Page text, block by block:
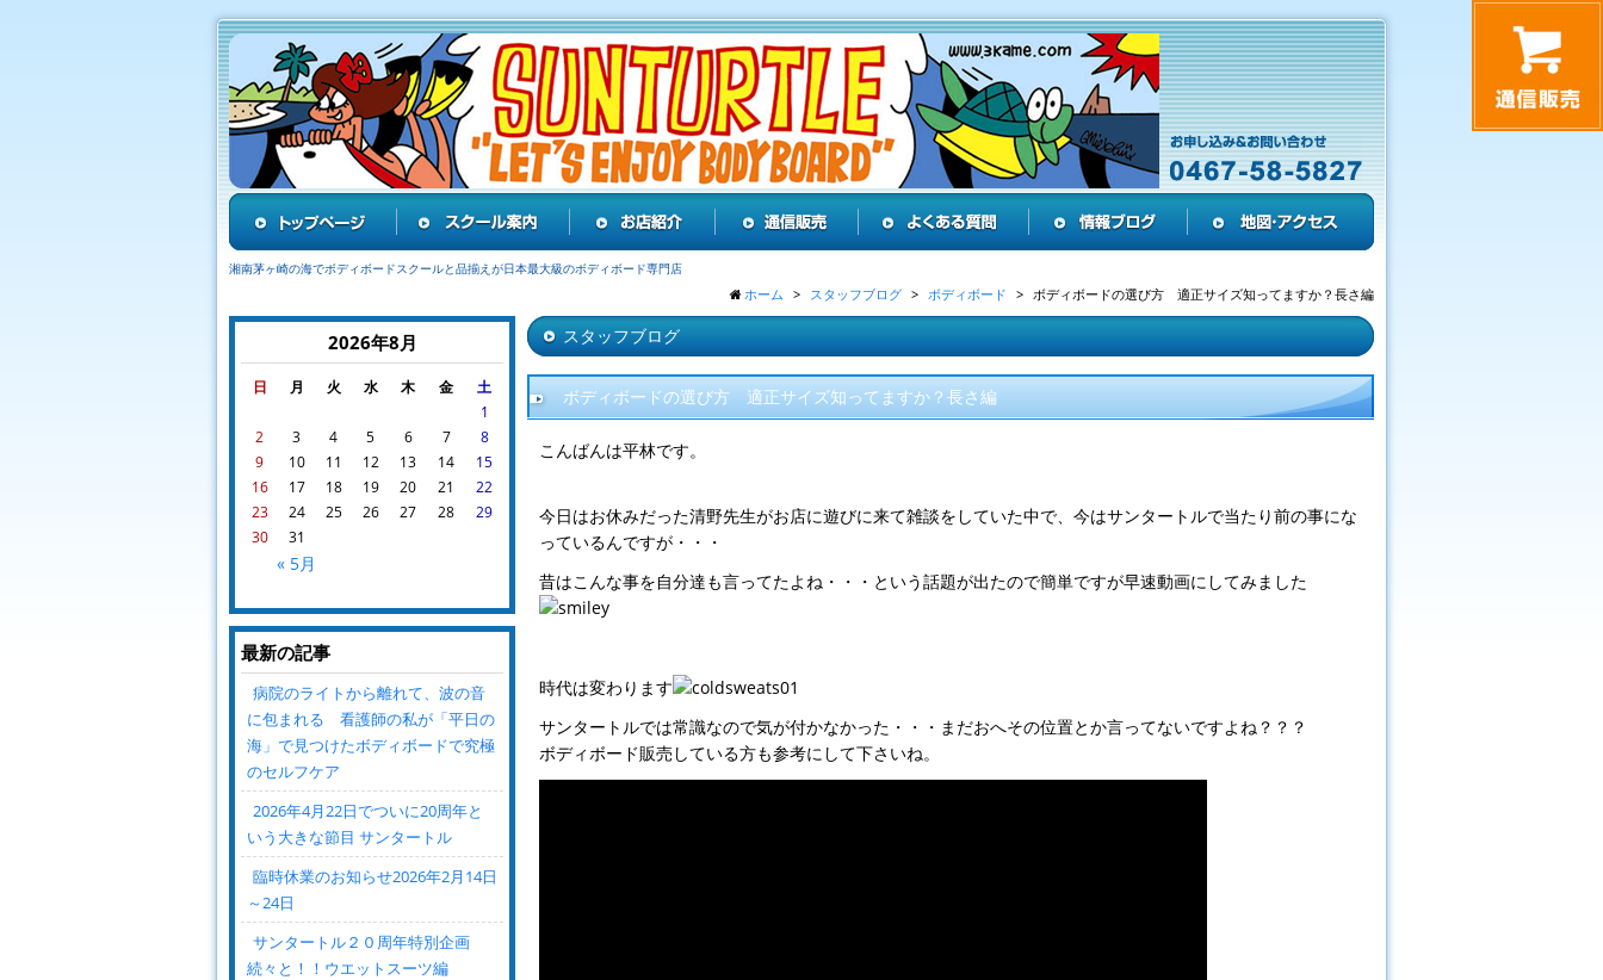
湘南茅ヶ崎の海でボディボードスクールと品揃えが日本最大級のボディボード専門店
ホーム スタッフブログ ボディボード ボディボードの選び方 適正サイズ知ってますか？長さ編
スタッフブログ
ボディボードの選び方 適正サイズ知ってますか？長さ編
こんばんは平林です。
今日はお休みだった清野先生がお店に遊びに来て雑談をしていた中で、今はサンタートルで当たり前の事にな
っているんですが・・・
昔はこんな事を自分達も言ってたよね・・・という話題が出たので簡単ですが早速動画にしてみました
時代は変わります
サンタートルでは常識なので気が付かなかった・・・まだおへその位置とか言ってないですよね？？？
ボディボード販売している方も参考にして下さいね。
2026年8月
日 月 火 水 木 金 土
« 5月
1
2
3 4 5 6 7
8
9
10 11 12 13 14
15
16
17 18 19 20 21
22
23
24 25 26 27 28
29
30
31
最新の記事
病院のライトから離れて、波の音
に包まれる 看護師の私が「平日の
海」で見つけたボディボードで究極
のセルフケア
2026年4月22日でついに20周年と
いう大きな節目 サンタートル
臨時休業のお知らせ2026年2月14日
～24日
サンタートル２０周年特別企画
続々と！！ウエットスーツ編